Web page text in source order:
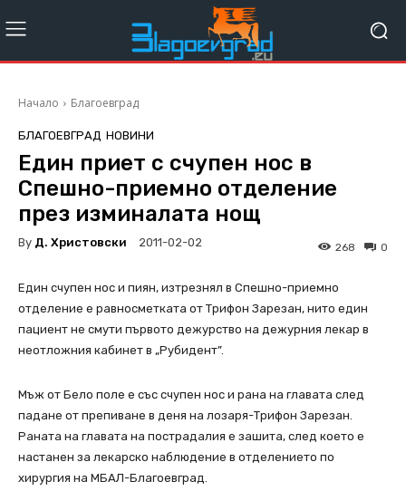
Начало Благоевград
БЛАГОЕВГРАД НОВИНИ
Един приет с счупен нос в
Спешно-приемно отделение
през изминалата нощ
By Д. Христовски 2011-02-02 0
268
Един счупен нос и пиян, изтрезнял в Спешно-приемно
отделение е равносметката от Трифон Зарезан, нито един
пациент не смути първото дежурство на дежурния лекар в
неотложния кабинет в „Рубидент”.
Мъж от Бело поле е със счупен нос и рана на главата след
падане от препиване в деня на лозаря-Трифон Зарезан.
Раната на главата на пострадалия е зашита, след което е
настанен за лекарско наблюдение в отделението по
хирургия на МБАЛ-Благоевград.